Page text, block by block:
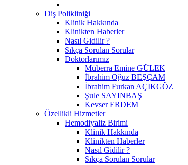
Diş Polikliniği
Klinik Hakkında
Klinikten Haberler
Nasıl Gidilir ?
Sıkça Sorulan Sorular
Doktorlarımız
Müberra Emine GÜLEK
İbrahim Oğuz BEŞÇAM
İbrahim Furkan AÇIKGÖZ
Şule SAYINBAŞ
Kevser ERDEM
Özellikli Hizmetler
Hemodiyaliz Birimi
Klinik Hakkında
Klinikten Haberler
Nasıl Gidilir ?
Sıkça Sorulan Sorular